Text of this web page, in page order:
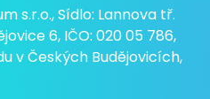
s.r.o., Sídlo: Lannova tř.
6, IČO: 020 05 786,
v Českých Budějovicích,